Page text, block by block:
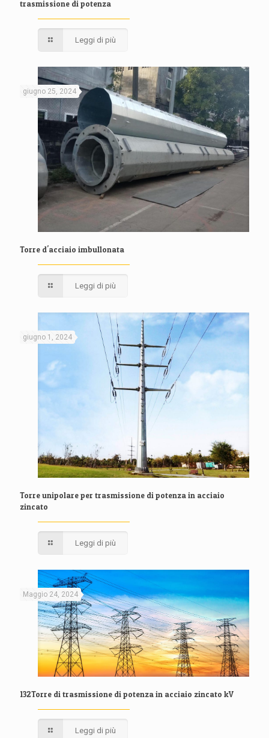
trasmissione di potenza
Leggi di più
giugno 25, 2024
Torre d'acciaio imbullonata
Leggi di più
giugno 1, 2024
Torre unipolare per trasmissione di potenza in acciaio
zincato
Leggi di più
Maggio 24, 2024
132Torre di trasmissione di potenza in acciaio zincato kV
Leggi di più